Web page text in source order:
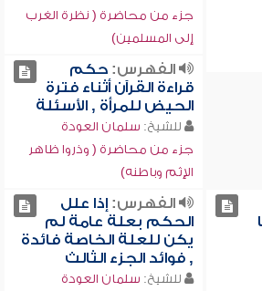
جزء من محاضرة ( نظرة الغرب
إلى المسلمين)
الفهرس:حكم
قراءة القرآن أثناء فترة
الحيض للمرأة , الأسئلة
للشيخ: سلمان العودة
جزء من محاضرة ( وذروا ظاهر
الإثم وباطنه)
الفهرس:إذا علل
الحكم بعلة عامة لم
يكن للعلة الخاصة فائدة
, فوائد الجزء الثالث
للشيخ: سلمان العودة